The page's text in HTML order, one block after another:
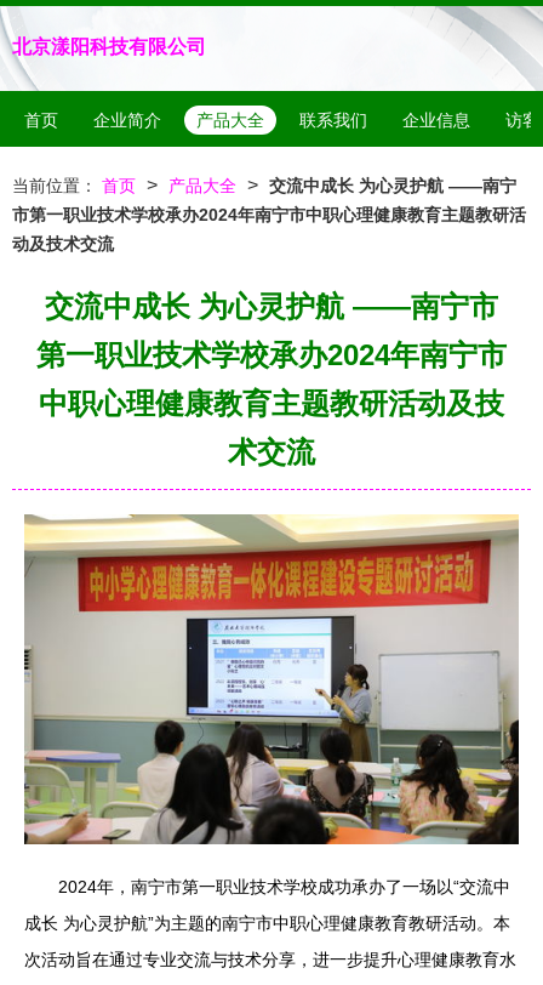
北京漾阳科技有限公司
首页 企业简介 产品大全 联系我们 企业信息 访客
当前位置： 首页 > 产品大全 > 交流中成长 为心灵护航 ——南宁
市第一职业技术学校承办2024年南宁市中职心理健康教育主题教研活
动及技术交流
交流中成长 为心灵护航 ——南宁市
第一职业技术学校承办2024年南宁市
中职心理健康教育主题教研活动及技
术交流
2024年，南宁市第一职业技术学校成功承办了一场以“交流中
成长 为心灵护航”为主题的南宁市中职心理健康教育教研活动。本
次活动旨在通过专业交流与技术分享，进一步提升心理健康教育水